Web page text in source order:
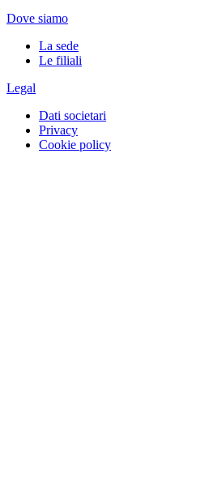
Dove siamo
La sede
Le filiali
Legal
Dati societari
Privacy
Cookie policy